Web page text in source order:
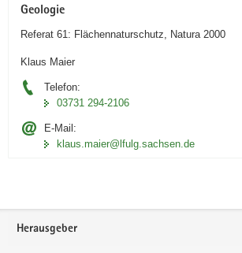
Geologie
Referat 61: Flächennaturschutz, Natura 2000
Klaus Maier
Telefon:
03731 294-2106
E-Mail:
klaus.maier@lfulg.sachsen.de
Footer-
Herausgeber